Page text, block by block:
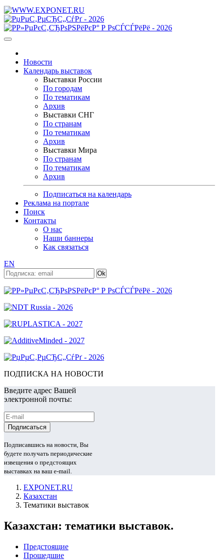
Новости
Календарь выставок
Выставки России
По городам
По тематикам
Архив
Выставки СНГ
По странам
По тематикам
Архив
Выставки Мира
По странам
По тематикам
Архив
Подписаться на календарь
Реклама на портале
Поиск
Контакты
О нас
Наши баннеры
Как связаться
EN
ПОДПИСКА НА НОВОСТИ
Введите адрес Вашей
электронной почты:
Подписавшись на новости, Вы
будете получать периодические
извещения о предстоящих
выставках на ваш e-mail.
EXPONET.RU
Казахстан
Тематики выставок
Казахстан: тематики выставок.
Предстоящие
Прошедшие